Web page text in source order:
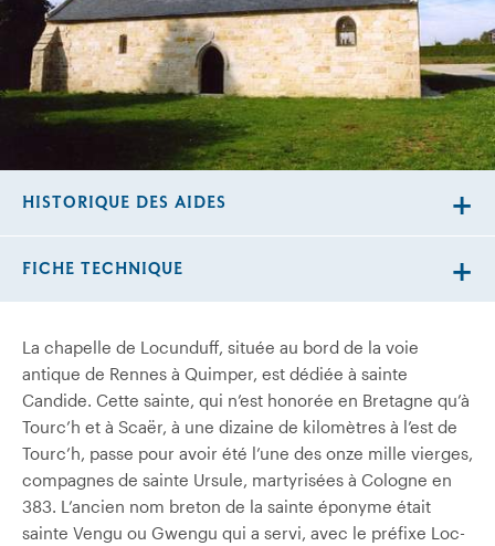
La chapelle de Locunduff, située au bord de la voie
antique de Rennes à Quimper, est dédiée à sainte
Candide. Cette sainte, qui n’est honorée en Bretagne qu’à
Tourc’h et à Scaër, à une dizaine de kilomètres à l’est de
Tourc’h, passe pour avoir été l’une des onze mille vierges,
compagnes de sainte Ursule, martyrisées à Cologne en
383. L’ancien nom breton de la sainte éponyme était
sainte Vengu ou Gwengu qui a servi, avec le préfixe Loc-
HISTORIQUE DES AIDES
FICHE TECHNIQUE